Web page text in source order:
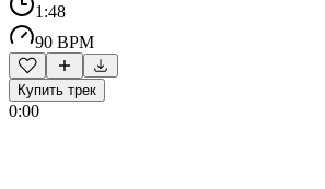
1:48
90 BPM
Купить трек
0:00